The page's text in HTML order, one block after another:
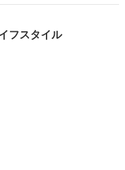
フスタイル